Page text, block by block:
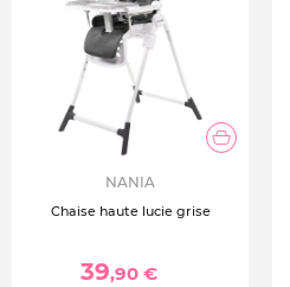
NANIA
Chaise haute lucie grise
39,90 €